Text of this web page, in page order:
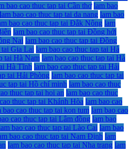
bao cao thuc tap tai Cần thơ lam bao
lam bao cao thuc tap tai da nang lam bao
bao cao thuc tap tai Đắk Nông lam
lam bao cao thuc tap tai Đồng hới
Nai lam bao cao thuc tap tai Đồng
tai Gia Lai lam bao cao thuc tap tai Hà
tai Hà Nam lam bao cao thuc tap tai Hà
Hà Tĩnh lam bao cao thuc tap tai Hải
tai Hải Phòng lam bao cao thuc tap tai
tap tai Hồ chí minh lam bao cao thuc
thuc tap tai hoi an lam bao cao thuc
thuc tap tai Khánh Hòa lam bao cao
bao cao thuc tap tai kon tum lam bao cao
cao thuc tap tai Lâm đồng lam bao
bao cao thuc tap tai Lào Cai lam bao
bao cao thuc tap tai Nam Định lam
lam bao cao thuc tap tai Nha trang lam